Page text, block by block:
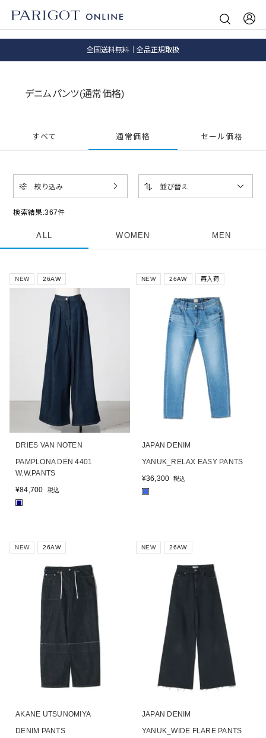
SALE ITEM 2BUY 10%OFF
全国送料無料｜全品正規取扱
デニムパンツ(通常価格)
すべて 通常価格 セール価格
検索結果:367件
絞り込み 並び替え
ALL WOMEN MEN
NEW 26AW
DRIES VAN NOTEN
PAMPLONA DEN 4401
W.W.PANTS
¥84,700 税込
NEW 26AW 再入荷
JAPAN DENIM
YANUK_RELAX EASY PANTS
¥36,300 税込
NEW 26AW
AKANE UTSUNOMIYA
DENIM PANTS
NEW 26AW
JAPAN DENIM
YANUK_WIDE FLARE PANTS